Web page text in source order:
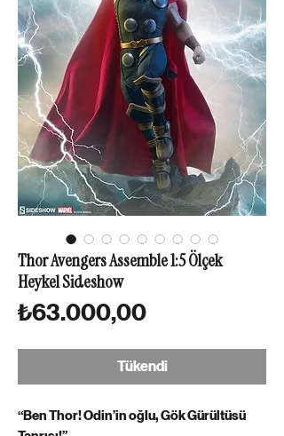
Thor Avengers Assemble 1:5 Ölçek
Heykel Sideshow
₺63.000,00Fiyat
Tükendi
“Ben Thor! Odin’in oğlu, Gök Gürültüsü